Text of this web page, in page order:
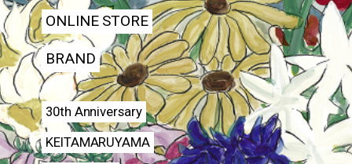
ONLINE STORE
BRAND
30th Anniversary
KEITAMARUYAMA